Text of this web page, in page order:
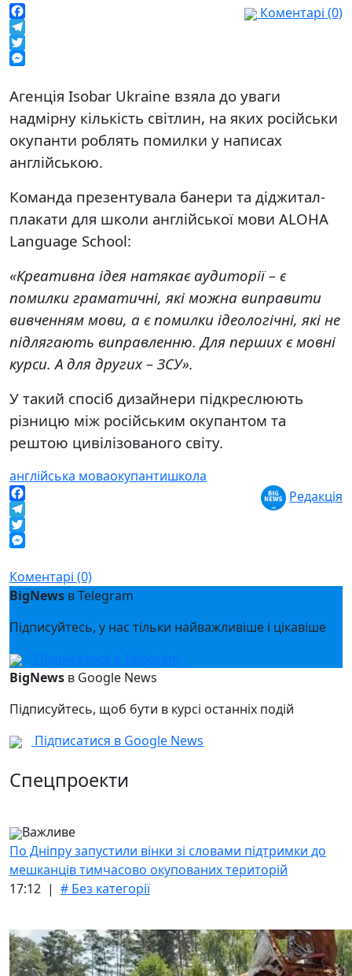
Facebook
Telegram
Twitter
Коментарі (0)
Агенція Isobar Ukraine взяла до уваги
надмірну кількість світлин, на яких російськи
окупанти роблять помилки у написах
англійською.
Команда презентувала банери та діджитал-
плакати для школи англійської мови ALOHA
Language School:
«Креативна ідея натякає аудиторії – є
помилки граматичні, які можна виправити
вивченням мови, а є помилки ідеологічні, які не
підлягають виправленню. Для перших є мовні
курси. А для других – ЗСУ».
У такий спосіб дизайнери підкреслюють
різницю між російським окупантом та
рештою цивілізованого світу.
англійська моваокупантишкола
Facebook
Telegram
Twitter
Редакція
Коментарі (0)
BigNews в Telegram
Підписуйтесь, у нас тільки найважливіше і цікавіше
Підписатися в Telegram
BigNews в Google News
Підписуйтесь, щоб бути в курсі останніх подій
Підписатися в Google News
Спецпроекти
Важливе
По Дніпру запустили вінки зі словами підтримки до
мешканців тимчасово окупованих територій
17:12 | # Без категорії